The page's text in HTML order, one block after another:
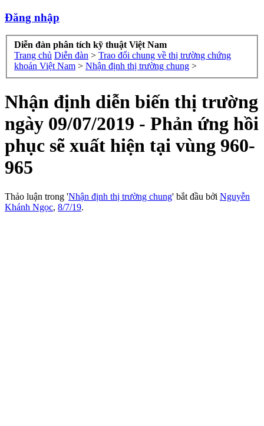
Đăng nhập
Diễn đàn phân tích kỹ thuật Việt Nam
Trang chủ Diễn đàn > Trao đổi chung về thị trường chứng
khoán Việt Nam > Nhận định thị trường chung >
Nhận định diễn biến thị trường
ngày 09/07/2019 - Phản ứng hồi
phục sẽ xuất hiện tại vùng 960-
965
Thảo luận trong 'Nhận định thị trường chung' bắt đầu bởi Nguyễn
Khánh Ngọc, 8/7/19.